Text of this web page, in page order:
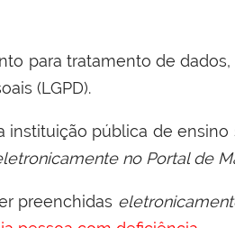
para tratamento de
(LGPD).
pública de
no Portal de
preenchidas